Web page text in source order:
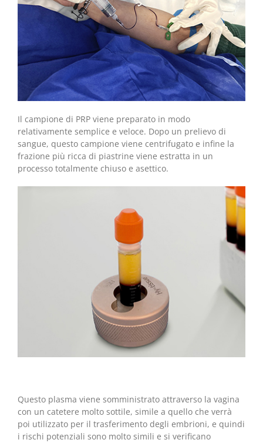
Il campione di PRP viene preparato in modo
relativamente semplice e veloce. Dopo un prelievo di
sangue, questo campione viene centrifugato e infine la
frazione più ricca di piastrine viene estratta in un
processo totalmente chiuso e asettico.
Questo plasma viene somministrato attraverso la vagina
con un catetere molto sottile, simile a quello che verrà
poi utilizzato per il trasferimento degli embrioni, e quindi
i rischi potenziali sono molto simili e si verificano